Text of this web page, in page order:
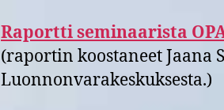
Raportti seminaarista
(raportin koostaneet Jaana
Luonnonvarakeskuksesta.)